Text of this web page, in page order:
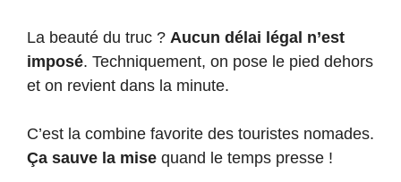
La beauté du truc ? Aucun délai légal n’est
imposé. Techniquement, on pose le pied dehors
et on revient dans la minute.
C’est la combine favorite des touristes nomades.
Ça sauve la mise quand le temps presse !